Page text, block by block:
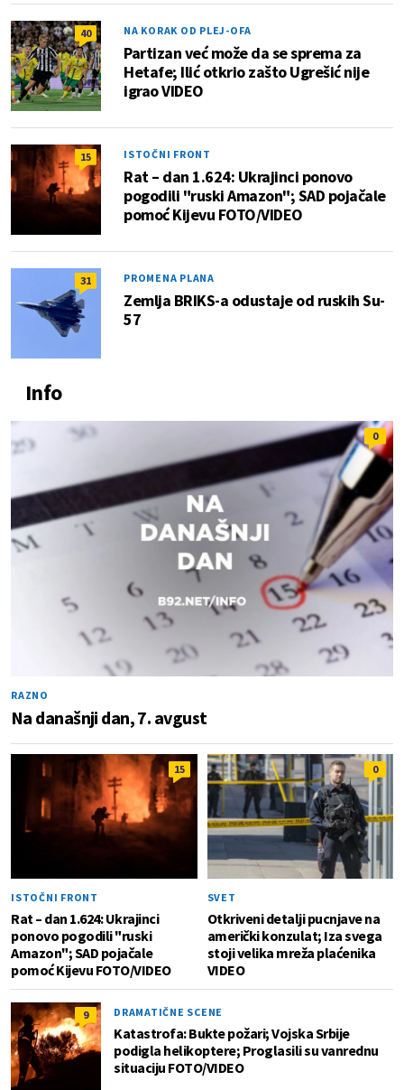
40 NA KORAK OD PLEJ-OFA
Partizan već može da se sprema za
Hetafe; Ilić otkrio zašto Ugrešić nije
igrao VIDEO
15 ISTOČNI FRONT
Rat – dan 1.624: Ukrajinci ponovo
pogodili "ruski Amazon"; SAD pojačale
pomoć Kijevu FOTO/VIDEO
31 PROMENA PLANA
Zemlja BRIKS-a odustaje od ruskih Su-
57
Info
0
RAZNO
Na današnji dan, 7. avgust
15
ISTOČNI FRONT
Rat – dan 1.624: Ukrajinci
ponovo pogodili "ruski
Amazon"; SAD pojačale
pomoć Kijevu FOTO/VIDEO
0
SVET
Otkriveni detalji pucnjave na
američki konzulat; Iza svega
stoji velika mreža plaćenika
VIDEO
9 DRAMATIČNE SCENE
Katastrofa: Bukte požari; Vojska Srbije
podigla helikoptere; Proglasili su vanrednu
situaciju FOTO/VIDEO